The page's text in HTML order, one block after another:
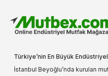
Türkiye’nin En Büyük
İstanbul Beyoğlu’nda kurulan